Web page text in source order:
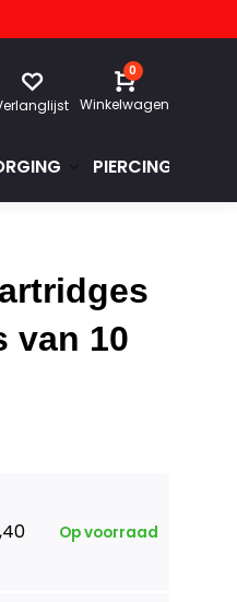
0
Winkelwagen
PIERCINGS &
van 10
Op voorraad